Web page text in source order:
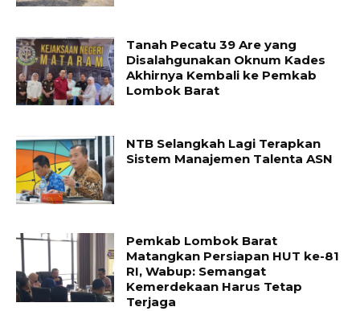
Tanah Pecatu 39 Are yang
Disalahgunakan Oknum Kades
Akhirnya Kembali ke Pemkab
Lombok Barat
NTB Selangkah Lagi Terapkan
Sistem Manajemen Talenta ASN
Pemkab Lombok Barat
Matangkan Persiapan HUT ke-81
RI, Wabup: Semangat
Kemerdekaan Harus Tetap
Terjaga